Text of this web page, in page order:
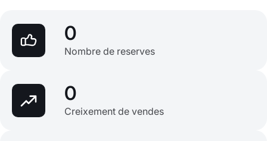
0
Nombre de reserves
0
Creixement de vendes